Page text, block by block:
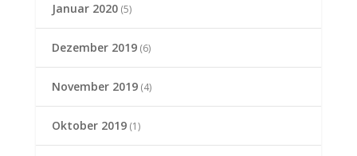
Januar 2020(5)
Dezember 2019(6)
November 2019(4)
Oktober 2019(1)